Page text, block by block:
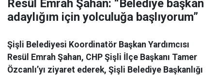
Resül Emrah Şahan: “Belediye başkan
adaylığım için yolculuğa başlıyorum”
Şişli Belediyesi Koordinatör Başkan Yardımcısı
Resül Emrah Şahan, CHP Şişli İlçe Başkanı Tamer
Özcanlı’yı ziyaret ederek, Şişli Belediye Başkanlığı